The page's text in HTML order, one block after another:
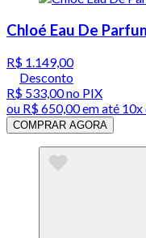
Chloé Eau De
R$ 1.149,00
Desconto
R$ 533,00no PIX
ou R$ 650,00em até 10x
COMPRAR AGORA